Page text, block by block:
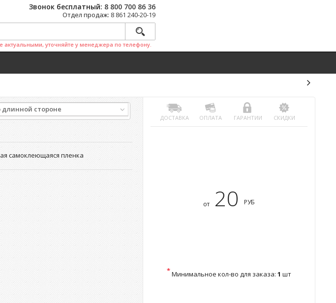
Звонок бесплатный: 8 800 700 86 36
Отдел продаж: 8 861 240-20-19
уточняйте у менеджера по телефону.
длинной стороне
самоклеющаяся пленка
ДОСТАВКА ОПЛАТА ГАРАНТИИ СКИДКИ
от 20 РУБ
*Минимальное кол-во для заказа: 1 шт